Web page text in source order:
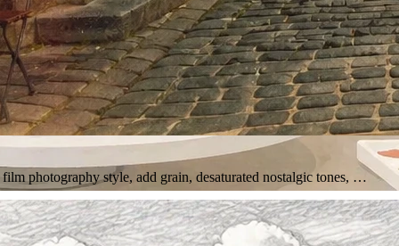
photography style, add grain, desaturated nostalgic tones, …